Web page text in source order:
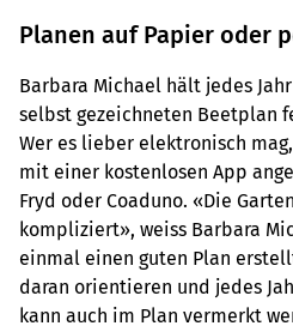
Planen auf Papier oder
Barbara Michael hält jedes
selbst gezeichneten Beetplan
Wer es lieber elektronisch
mit einer kostenlosen App
Fryd oder Coaduno. «Die
kompliziert», weiss Barbara
einmal einen guten Plan
daran orientieren und jedes
kann auch im Plan vermerkt